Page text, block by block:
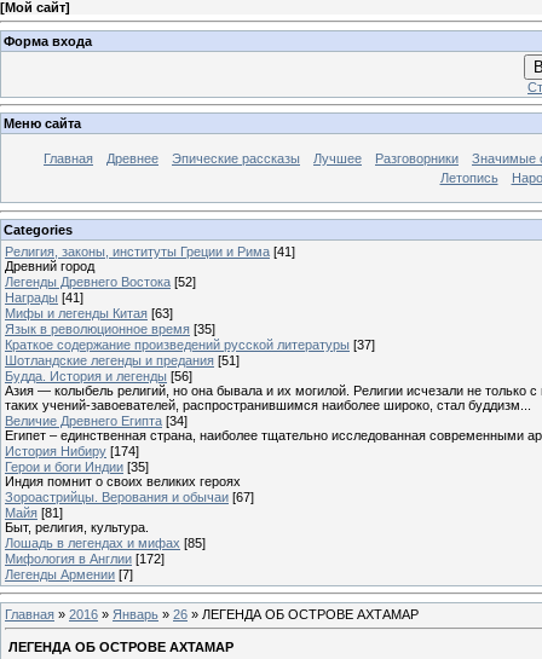
[Мой сайт]
Форма входа
Меню сайта
Главная Древнее Эпические рассказы Лучшее Разговорники
Значимые
Летопись
Categories
Религия, законы, институты Греции и Рима [41]
Древний город
Легенды Древнего Востока [52]
Награды [41]
Мифы и легенды Китая [63]
Язык в революционное время [35]
Краткое содержание произведений русской литературы [37]
Шотландские легенды и предания [51]
Будда. История и легенды [56]
Азия — колыбель религий, но она бывала и их могилой. Религии исчезали не
таких учений-завоевателей, распространившимся наиболее широко, стал буддизм...
Величие Древнего Египта [34]
Египет – единственная страна, наиболее тщательно исследованная современными
История Нибиру [174]
Герои и боги Индии [35]
Индия помнит о своих великих героях
Зороастрийцы. Верования и обычаи [67]
Майя [81]
Быт, религия, культура.
Лошадь в легендах и мифах [85]
Мифология в Англии [172]
Легенды Армении [7]
Главная » 2016 » Январь » 26 » ЛЕГЕНДА ОБ ОСТРОВЕ АХТАМАР
ЛЕГЕНДА ОБ ОСТРОВЕ АХТАМАР